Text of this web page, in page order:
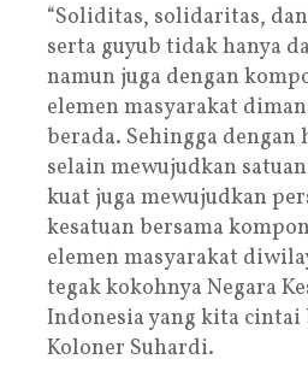
“Soliditas, solidaritas,
serta guyub tidak hanya
namun juga dengan
elemen masyarakat
berada. Sehingga
selain mewujudkan
kuat juga mewujudkan
kesatuan bersama
elemen masyarakat
tegak kokohnya Negara
Indonesia yang kita cintai
Koloner Suhardi.